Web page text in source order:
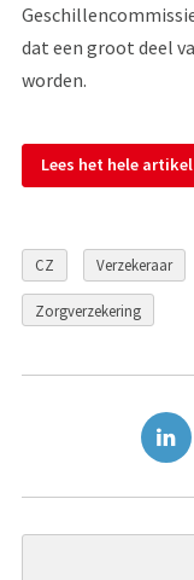
dat een groot deel
worden.
Lees het hele artikel
CZ Verzekeraar
Zorgverzekering